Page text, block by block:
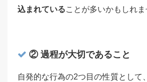
込まれていることが多いかもしれま
② 過程が大切であること
自発的な行為の2つ目の性質として